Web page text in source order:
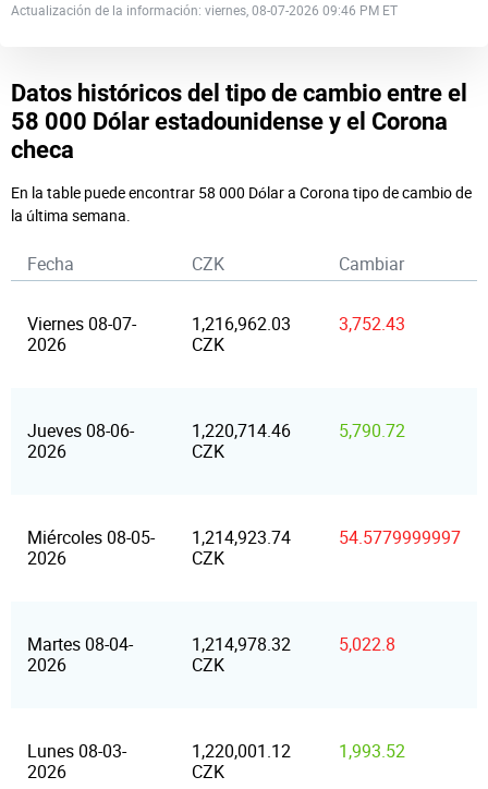
Actualización de la información: viernes, 08-07-2026 09:46 PM ET
Datos históricos del tipo de cambio entre el
58 000 Dólar estadounidense y el Corona
checa
En la table puede encontrar 58 000 Dólar a Corona tipo de cambio de
la última semana.
Fecha CZK Cambiar
Viernes 08-07-
2026
1,216,962.03
CZK
3,752.43
Jueves 08-06-
2026
1,220,714.46
CZK
5,790.72
Miércoles 08-05-
2026
1,214,923.74
CZK
54.5779999997
Martes 08-04-
2026
1,214,978.32
CZK
5,022.8
Lunes 08-03-
2026
1,220,001.12
CZK
1,993.52